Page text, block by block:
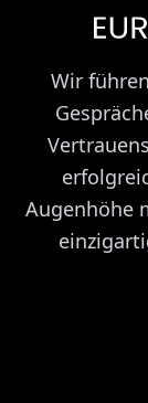
Wir
Augenhöhe